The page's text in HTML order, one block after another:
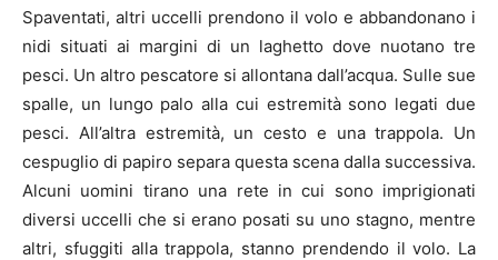
Spaventati, altri uccelli prendono il volo e abbandonano i
nidi situati ai margini di un laghetto dove nuotano tre
pesci. Un altro pescatore si allontana dall’acqua. Sulle sue
spalle, un lungo palo alla cui estremità sono legati due
pesci. All’altra estremità, un cesto e una trappola. Un
cespuglio di papiro separa questa scena dalla successiva.
Alcuni uomini tirano una rete in cui sono imprigionati
diversi uccelli che si erano posati su uno stagno, mentre
altri, sfuggiti alla trappola, stanno prendendo il volo. La